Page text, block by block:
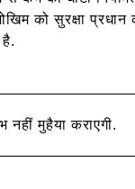
को सुरक्षा
है.
नहीं मुहैया कराएगी.